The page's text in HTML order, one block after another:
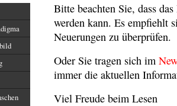
Bitte beachten Sie, dass
werden kann. Es empfiehlt
Neuerungen zu überprüfen.
Oder Sie tragen sich im
immer die aktuellen
Viel Freude beim Lesen